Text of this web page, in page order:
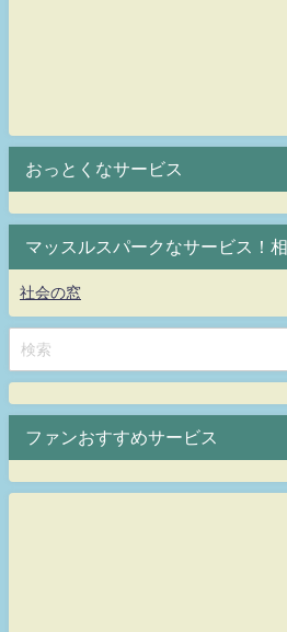
おっとくなサービス
マッスルスパークなサービス！
社会の窓
ファンおすすめサービス